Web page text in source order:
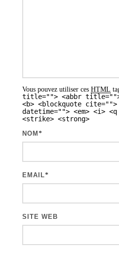
Vous pouvez utiliser ces HTML
title=""> <abbr
<b> <blockquote
datetime=""> <em> <i>
<strike> <strong>
NOM *
EMAIL*
SITE WEB